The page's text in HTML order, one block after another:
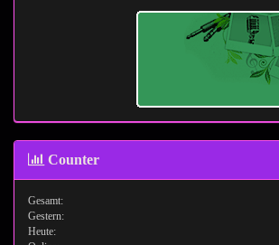
Counter
Gesamt:
Gestern:
Heute: